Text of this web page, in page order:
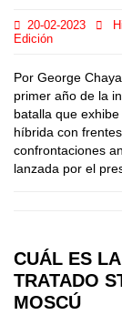
20-02-2023
Edición
Por George
primer año de la
batalla que
híbrida con
confrontaciones
lanzada por el
CUÁL ES
TRATADO
MOSCÚ